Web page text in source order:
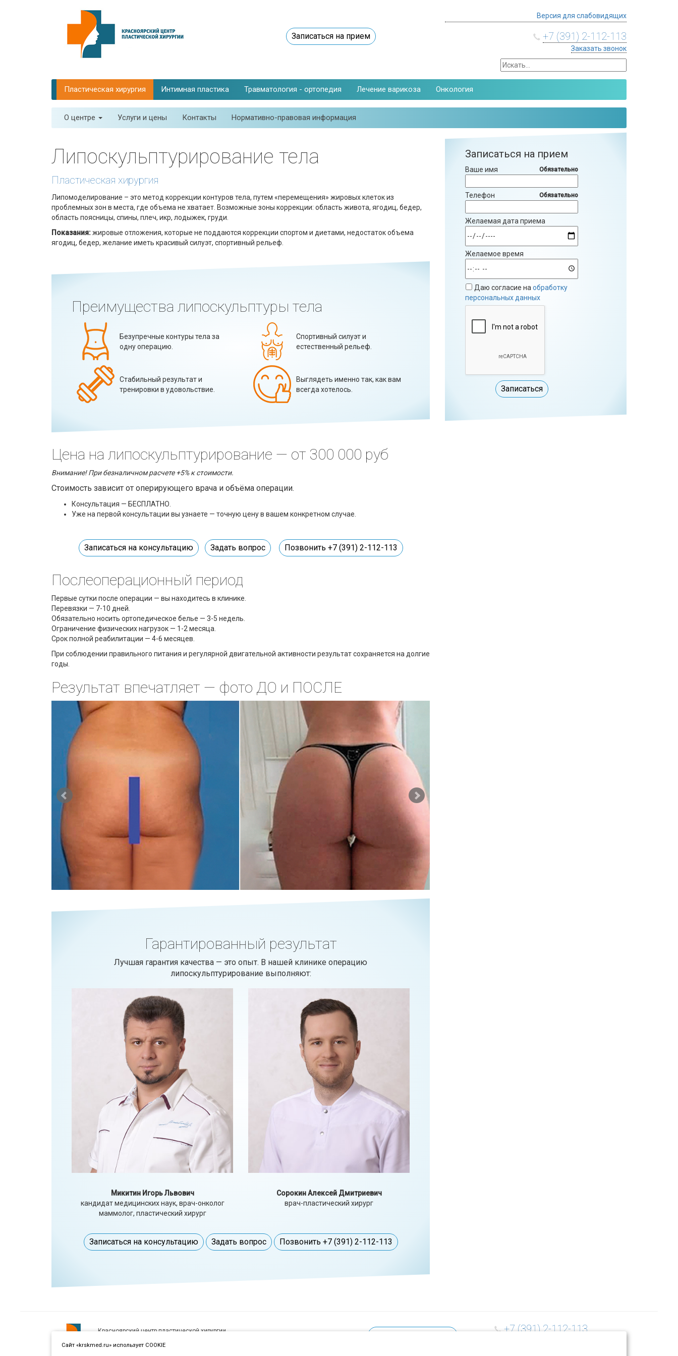
Записаться на прием
Версия для слабовидящих
+7 (391) 2-112-113
Заказать звонок
Пластическая хирургия Интимная пластика Травматология - ортопедия Лечение варикоза Онкология
О центре Услуги и цены Контакты Нормативно-правовая информация
Липоскульптурирование тела
Пластическая хирургия
Липомоделирование – это метод коррекции контуров тела, путем «перемещения» жировых клеток из
проблемных зон в места, где объема не хватает. Возможные зоны коррекции: область живота, ягодиц, бедер,
область поясницы, спины, плеч, икр, лодыжек, груди.
Показания:жировые отложения, которые не поддаются коррекции спортом и диетами, недостаток объема
ягодиц, бедер, желание иметь красивый силуэт, спортивный рельеф.
Преимущества липоскульптуры тела
Безупречные контуры тела за
одну операцию.
Спортивный силуэт и
естественный рельеф.
Стабильный результат и
тренировки в удовольствие.
Выглядеть именно так, как вам
всегда хотелось.
Цена на липоскульптурирование — от 300 000 руб
Внимание! При безналичном расчете +5% к стоимости.
Стоимость зависит от оперирующего врача и объёма операции.
Консультация — БЕСПЛАТНО.
Уже на первой консультации вы узнаете — точную цену в вашем конкретном случае.
Записаться на консультацию Задать вопрос Позвонить +7 (391) 2-112-113
Послеоперационный период
Первые сутки после операции — вы находитесь в клинике.
Перевязки — 7-10 дней.
Обязательно носить ортопедическое белье — 3-5 недель.
Ограничение физических нагрузок — 1-2 месяца.
Срок полной реабилитации — 4-6 месяцев.
При соблюдении правильного питания и регулярной двигательной активности результат сохраняется на долгие
годы.
Результат впечатляет — фото ДО и ПОСЛЕ
Гарантированный результат
Лучшая гарантия качества — это опыт. В нашей клинике операцию
липоскульптурирование выполняют:
Микитин Игорь Львович
кандидат медицинских наук, врач-онколог
маммолог, пластический хирург
Сорокин Алексей Дмитриевич
врач-пластический хирург
Записаться на консультацию Задать вопрос Позвонить +7 (391) 2-112-113
Записаться на прием
Ваше имя Обязательно
Телефон Обязательно
Желаемая дата приема
Желаемое время
Даю согласие на обработку
персональных данных
Записаться
Сайт «krskmed.ru» использует COOKIE
Красноярский центр пластической хирургии
Политика защиты персональной информации пользователей сайта
+7 (391) 2-112-113